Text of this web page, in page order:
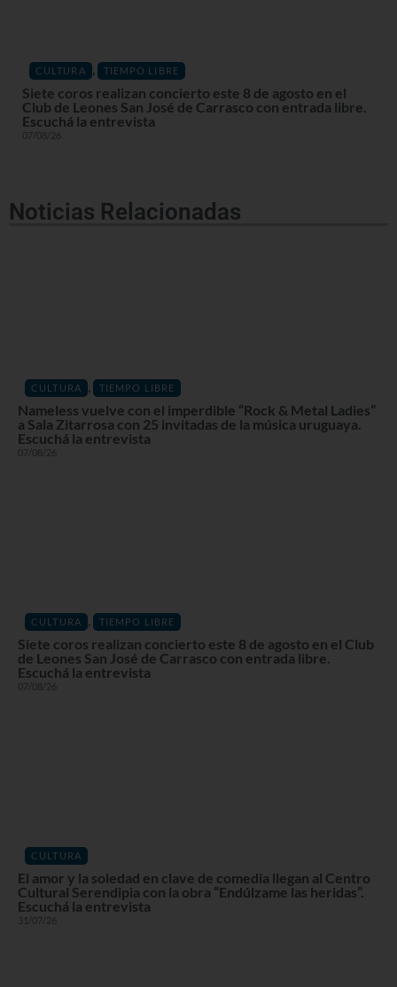
CULTURA , TIEMPO LIBRE
Siete coros realizan concierto este 8 de agosto en el
Club de Leones San José de Carrasco con entrada libre.
Escuchá la entrevista
07/08/26
Noticias Relacionadas
CULTURA , TIEMPO LIBRE
Nameless vuelve con el imperdible “Rock & Metal Ladies”
a Sala Zitarrosa con 25 invitadas de la música uruguaya.
Escuchá la entrevista
07/08/26
CULTURA , TIEMPO LIBRE
Siete coros realizan concierto este 8 de agosto en el Club
de Leones San José de Carrasco con entrada libre.
Escuchá la entrevista
07/08/26
CULTURA
El amor y la soledad en clave de comedia llegan al Centro
Cultural Serendipia con la obra “Endúlzame las heridas”.
Escuchá la entrevista
31/07/26